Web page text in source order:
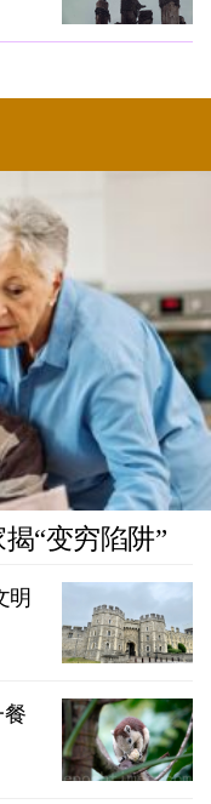
“变穷陷阱”
明
餐